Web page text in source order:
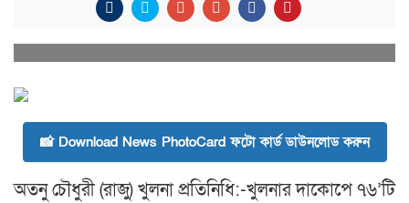
📸 Download News PhotoCard ফটো কার্ড ডাউনলোড করুন
অতনু চৌধুরী (রাজু) খুলনা প্রতিনিধি:-খুলনার দাকোপে ৭৬’টি